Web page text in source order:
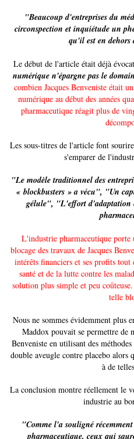
"Beaucoup d'entreprises du
circonspection et inquiétude un
qu'il est en
Le début de l'article était déjà
numérique n'épargne pas le
combien Jacques Benveniste était
numérique au début des années
pharmaceutique réagit plus de
Les sous-titres de l'article font
s'emparer de
"Le modèle traditionnel des
« blockbusters » a vécu", "Un
gélule", "L'effort d'adaptation
L'industrie pharmaceutique porte
blocage des travaux de Jacques
intérêts financiers et ses profits
santé et de la lutte contre les
solution plus simple et peu
telle
Nous ne sommes évidemment plus
Maddox pouvait se permettre de
Benveniste en utilisant des
double aveugle contre placebo alors
à de
La conclusion montre réellement le
industrie au
"Comme l'a souligné
pharmaceutique, ceux qui